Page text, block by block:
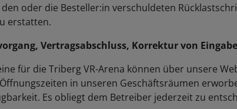
oder die Besteller:in verschuldeten
erstatten.
Vertragsabschluss, Korrektur von
für die Triberg VR-Arena können über unsere
in unseren Geschäftsräumen
Es obliegt dem Betreiber jederzeit zu